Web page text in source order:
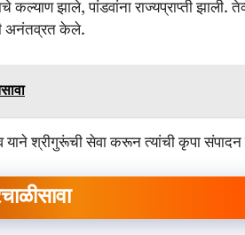
झाले, पांडवांना राज्यप्राप्ती झाली.
अनंतव्रत केले.
याने श्रीगुरूंची सेवा करून त्यांची कृपा